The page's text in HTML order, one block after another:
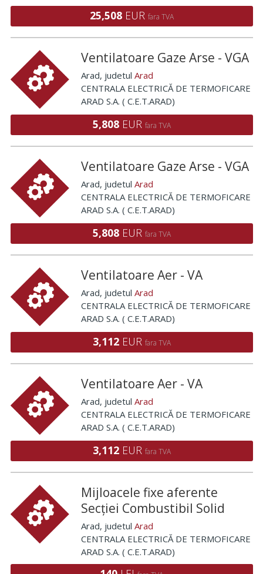
25,508 EUR fara TVA
Ventilatoare Gaze Arse - VGA
Arad, judetul Arad
CENTRALA ELECTRICĂ DE TERMOFICARE
ARAD S.A. ( C.E.T.ARAD)
5,808 EUR fara TVA
Ventilatoare Gaze Arse - VGA
Arad, judetul Arad
CENTRALA ELECTRICĂ DE TERMOFICARE
ARAD S.A. ( C.E.T.ARAD)
5,808 EUR fara TVA
Ventilatoare Aer - VA
Arad, judetul Arad
CENTRALA ELECTRICĂ DE TERMOFICARE
ARAD S.A. ( C.E.T.ARAD)
3,112 EUR fara TVA
Ventilatoare Aer - VA
Arad, judetul Arad
CENTRALA ELECTRICĂ DE TERMOFICARE
ARAD S.A. ( C.E.T.ARAD)
3,112 EUR fara TVA
Mijloacele fixe aferente
Secției Combustibil Solid
Arad, judetul Arad
CENTRALA ELECTRICĂ DE TERMOFICARE
ARAD S.A. ( C.E.T.ARAD)